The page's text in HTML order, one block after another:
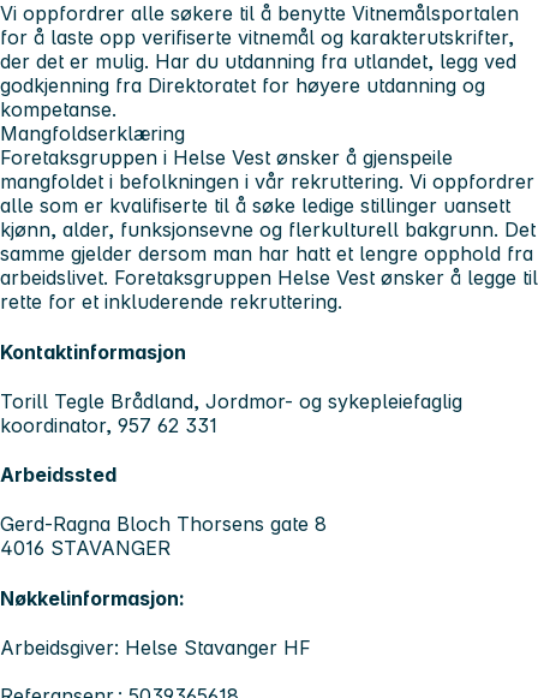
Vi oppfordrer alle søkere til å benytte Vitnemålsportalen
for å laste opp verifiserte vitnemål og karakterutskrifter,
der det er mulig. Har du utdanning fra utlandet, legg ved
godkjenning fra Direktoratet for høyere utdanning og
kompetanse.
Mangfoldserklæring
Foretaksgruppen i Helse Vest ønsker å gjenspeile
mangfoldet i befolkningen i vår rekruttering. Vi oppfordrer
alle som er kvalifiserte til å søke ledige stillinger uansett
kjønn, alder, funksjonsevne og flerkulturell bakgrunn. Det
samme gjelder dersom man har hatt et lengre opphold fra
arbeidslivet. Foretaksgruppen Helse Vest ønsker å legge til
rette for et inkluderende rekruttering.
Kontaktinformasjon
Torill Tegle Brådland, Jordmor- og sykepleiefaglig
koordinator, 957 62 331
Arbeidssted
Gerd-Ragna Bloch Thorsens gate 8
4016 STAVANGER
Nøkkelinformasjon:
Arbeidsgiver: Helse Stavanger HF